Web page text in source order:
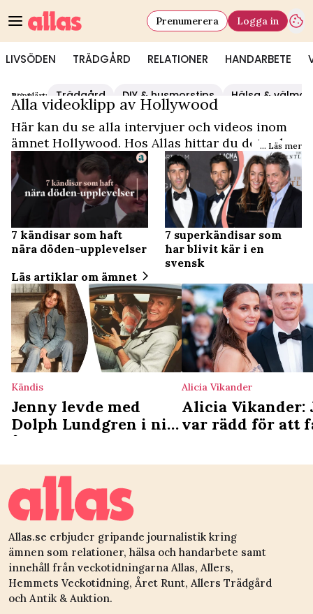
LIVSÖDEN TRÄDGÅRD RELATIONER HANDARBETE
Prenumerera Logga in
Populärt: Trädgård DIY & husmorstips Hälsa &
Video Start/Hollywood
Alla videoklipp av Hollywood
Här kan du se alla intervjuer och videos inom
ämnet Hollywood. Hos Allas hittar du det och
mycket mer.
... Läs mer
7 kändisar som haft
nära döden-upplevelser
7 superkändisar som
har blivit kär i en
svensk
Läs artiklar om ämnet
Kändis
Jenny levde med
Dolph Lundgren i nio
år: ”Blev enormt
träffade Emma”
Alicia Vikander
Alicia Vikander:
var rädd för att
Allas.se erbjuder gripande journalistik kring
ämnen som relationer, hälsa och handarbete samt
innehåll från veckotidningarna Allas, Allers,
Hemmets Veckotidning, Året Runt, Allers Trädgård
och Antik & Auktion.